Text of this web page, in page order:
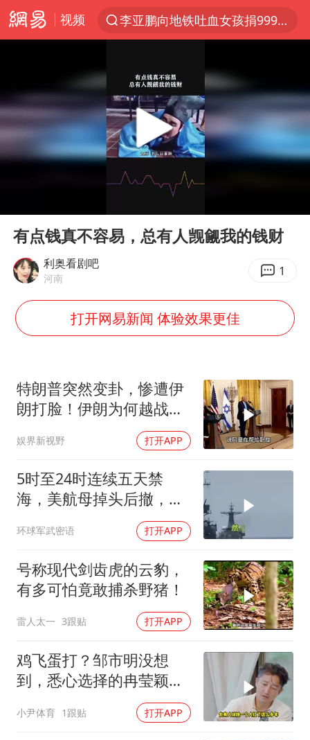
视频
李亚鹏向地铁吐血女孩捐99999元
周杰伦方辟谣“私生子”传闻
山东财大教授刘海明逝世 终年38岁
官方通报传销头目出狱办书院
逃犯看演唱会 刚出地铁就被逮住
台风白海豚可能在浙江登陆
《Monica》填词人黎彼得去世
“银行午休1.5小时”留个窗口行不行
41岁女子为鼓励女儿考上985研究生
陕西柞水遭遇暴雨五千余户群众转移
汕头市政府被约谈
董路致歉：泰国10岁黑人父母是伪造的
13岁少年白天写作业晚上夜市炒粉
Play
有点钱真不容易，总有人觊觎我的钱财
利奥看剧吧
河南 1
打开网易新闻 体验效果更佳
特朗普突然变卦，惨遭伊
朗打脸！伊朗为何越战越
娱界新视野 打开APP
5时至24时连续五天禁
海，美航母掉头后撤，黄
环球军武密语 打开APP
号称现代剑齿虎的云豹，
有多可怕竟敢捕杀野猪！
雷人太一 3跟贴 打开APP
鸡飞蛋打？邹市明没想
到，悉心选择的冉莹颖，
击碎了他最后的体面
小尹体育 1跟贴 打开APP